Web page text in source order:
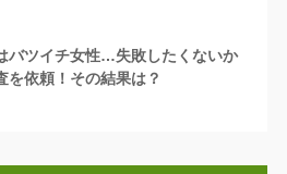
バツイチ女性…失敗したくないか
を依頼！その結果は？